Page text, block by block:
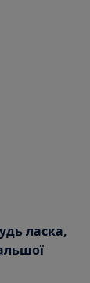
ласка,